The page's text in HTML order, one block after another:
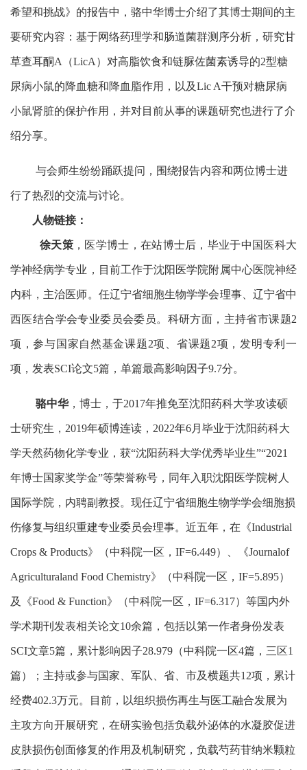
希望和挑战》 的报告中， 骆中华博士介绍了其博士期间的主
要研究内容： 基于网络药理学和肠道菌群测序分析，研究甘
草查耳酮A（LicA）对高脂饮食和链脲佐菌素诱导的2型糖
尿病小鼠的降血糖和降血脂作用， 以及Lic A干预对糖尿病
小鼠肾脏的保护作用， 并对目前从事的课题研究也进行了介
绍分享。
与会师生纷纷踊跃提问，围绕报告内容和两位博士进
行了热烈的交流与讨论。
人物链接：
徐天策，医学博士，在站博士后，毕业于中国医科大
学神经病学专业，目前工作于沈阳医学院附属中心医院神经
内科，主治医师。任辽宁省细胞生物学学会理事、辽宁省中
西医结合学会专业委员会委员。科研方面，主持省市课题2
项，参与国家自然基金课题2项、省课题2项，发明专利一
项，发表SCI论文5篇，单篇最高影响因子9.7分。
骆中华，博士，于2017年推免至沈阳药科大学攻读硕
士研究生，2019年硕博连读，2022年6月毕业于沈阳药科大
学天然药物化学专业，获“沈阳药科大学优秀毕业生”“2021
年博士国家奖学金”等荣誉称号，同年入职沈阳医学院树人
国际学院，内聘副教授。现任辽宁省细胞生物学学会细胞损
伤修复与组织重建专业委员会理事。近五年，在《Industrial
Crops & Products》（中科院一区，IF=6.449）、《Journalof
Agriculturaland Food Chemistry》（中科院一区，IF=5.895）
及《Food & Function》（中科院一区，IF=6.317）等国内外
学术期刊发表相关论文10余篇，包括以第一作者身份发表
SCI文章5篇，累计影响因子28.979（中科院一区4篇，三区1
篇）；主持或参与国家、军队、省、市及横题共12项，累计
经费402.3万元。目前，以组织损伤再生与医工融合发展为
主攻方向开展研究，在研实验包括负载外泌体的水凝胶促进
皮肤损伤创面修复的作用及机制研究，负载芍药苷纳米颗粒